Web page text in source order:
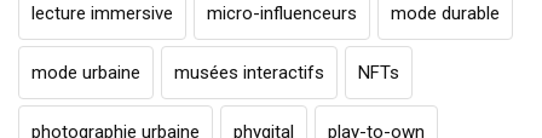
lecture immersive micro-influenceurs mode durable
mode urbaine musées interactifs NFTs
photographie urbaine phygital play-to-own